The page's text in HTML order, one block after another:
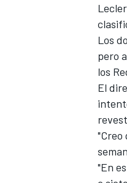
Los
pero
los
El
"Creo
"En